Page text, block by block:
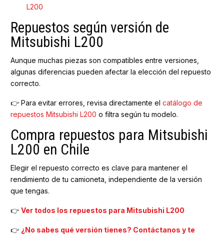
L200
Repuestos según versión de
Mitsubishi L200
Aunque muchas piezas son compatibles entre versiones,
algunas diferencias pueden afectar la elección del repuesto
correcto.
👉 Para evitar errores, revisa directamente el catálogo de
repuestos Mitsubishi L200 o filtra según tu modelo.
Compra repuestos para Mitsubishi
L200 en Chile
Elegir el repuesto correcto es clave para mantener el
rendimiento de tu camioneta, independiente de la versión
que tengas.
👉 Ver todos los repuestos para Mitsubishi L200
👉 ¿No sabes qué versión tienes? Contáctanos y te